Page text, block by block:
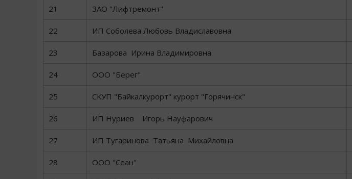
21 ЗАО "Лифтремонт"
22 ИП Соболева Любовь Владиславовна
23 Базарова Ирина Владимировна
24 ООО "Берег"
25 СКУП "Байкалкурорт" курорт "Горячинск"
26 ИП Нуриев Игорь Науфарович
27 ИП Тугаринова Татьяна Михайловна
28 ООО "Сеан"